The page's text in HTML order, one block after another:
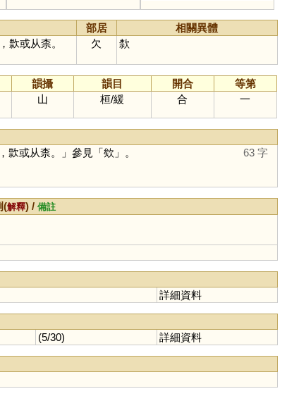
部居
相關異體
㱁或从柰。
欠 歀
韻攝 韻目 開合
等第
山 桓/緩 合 一
㱁或从柰。」參見「欸 」。 63 字
(解釋) /備註
詳細資料
(5/30) 詳細資料